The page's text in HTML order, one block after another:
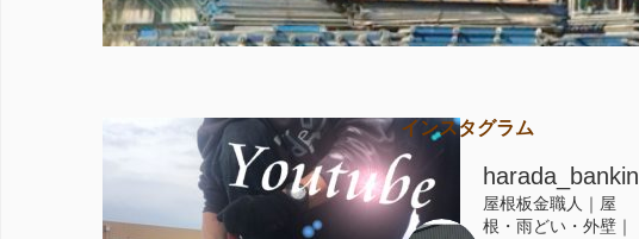
インスタグラム
harada_bankin
屋根板金職人｜屋
根・雨どい・外壁｜